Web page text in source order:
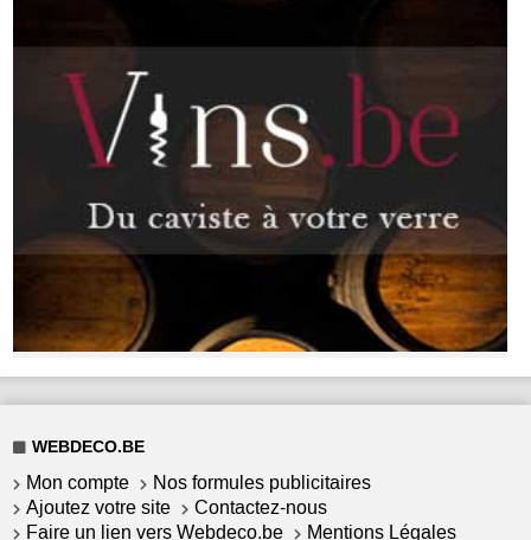
WEBDECO.BE
Mon compte
Nos formules publicitaires
Ajoutez votre site
Contactez-nous
Faire un lien vers Webdeco.be
Mentions Légales